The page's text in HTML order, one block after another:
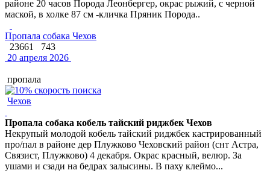
районе 20 часов Порода Леонбергер, окрас рыжий, с черной
маской, в холке 87 см -кличка Пряник Порода..
Пропала собака Чехов
23661
743
20 апреля 2026
пропала
Чехов
Пропала собака кобель тайский риджбек Чехов
Некрупый молодой кобель тайский риджбек кастрированный
про/пал в районе дер Плужково Чеховский район (снт Астра,
Связист, Плужково) 4 декабря. Окрас красный, велюр. За
ушами и сзади на бедрах залысины. В паху клеймо...